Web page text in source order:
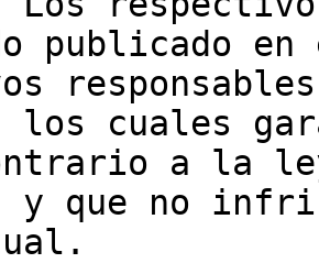
publicado
los cuales
a la
que no